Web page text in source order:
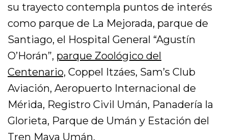
su trayecto contempla puntos de interés
como parque de La Mejorada, parque de
Santiago, el Hospital General “Agustín
O’Horán”, parque Zoológico del
Centenario, Coppel Itzáes, Sam’s Club
Aviación, Aeropuerto Internacional de
Mérida, Registro Civil Umán, Panadería la
Glorieta, Parque de Umán y Estación del
Tren Maya Umán.